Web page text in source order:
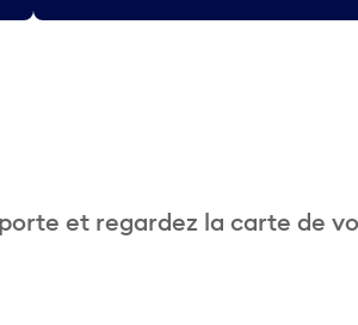
et regardez la carte de